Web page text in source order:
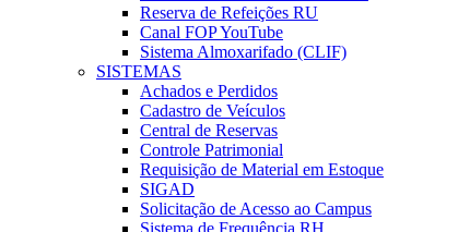
Reserva de Refeições RU
Canal FOP YouTube
Sistema Almoxarifado (CLIF)
SISTEMAS
Achados e Perdidos
Cadastro de Veículos
Central de Reservas
Controle Patrimonial
Requisição de Material em Estoque
SIGAD
Solicitação de Acesso ao Campus
Sistema de Frequência RH